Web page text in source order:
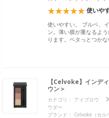
使いや
使いやすい。 ブルベ、
ン。薄い膜が重なるよ
ります。ベタっとつか
【Celvoke】インデ
ウン＞
カテゴリ： アイブロウ
ウダー
ブランド： Celvoke（セル